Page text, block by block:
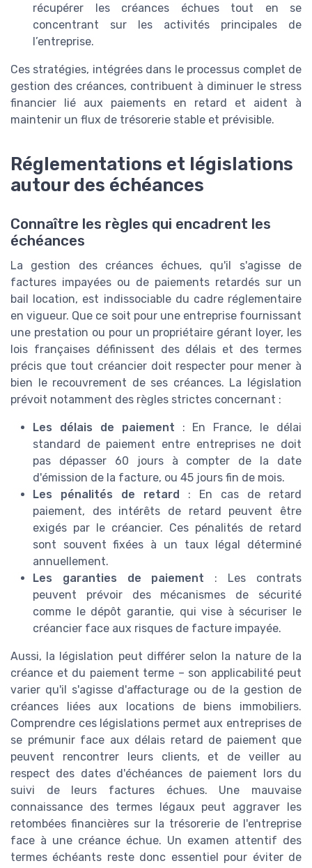
récupérer les créances échues tout en se
concentrant sur les activités principales de
l’entreprise.
Ces stratégies, intégrées dans le processus complet de
gestion des créances, contribuent à diminuer le stress
financier lié aux paiements en retard et aident à
maintenir un flux de trésorerie stable et prévisible.
Réglementations et législations
autour des échéances
Connaître les règles qui encadrent les
échéances
La gestion des créances échues, qu'il s'agisse de
factures impayées ou de paiements retardés sur un
bail location, est indissociable du cadre réglementaire
en vigueur. Que ce soit pour une entreprise fournissant
une prestation ou pour un propriétaire gérant loyer, les
lois françaises définissent des délais et des termes
précis que tout créancier doit respecter pour mener à
bien le recouvrement de ses créances. La législation
prévoit notamment des règles strictes concernant :
Les délais de paiement : En France, le délai
standard de paiement entre entreprises ne doit
pas dépasser 60 jours à compter de la date
d'émission de la facture, ou 45 jours fin de mois.
Les pénalités de retard : En cas de retard
paiement, des intérêts de retard peuvent être
exigés par le créancier. Ces pénalités de retard
sont souvent fixées à un taux légal déterminé
annuellement.
Les garanties de paiement : Les contrats
peuvent prévoir des mécanismes de sécurité
comme le dépôt garantie, qui vise à sécuriser le
créancier face aux risques de facture impayée.
Aussi, la législation peut différer selon la nature de la
créance et du paiement terme – son applicabilité peut
varier qu'il s'agisse d'affacturage ou de la gestion de
créances liées aux locations de biens immobiliers.
Comprendre ces législations permet aux entreprises de
se prémunir face aux délais retard de paiement que
peuvent rencontrer leurs clients, et de veiller au
respect des dates d'échéances de paiement lors du
suivi de leurs factures échues. Une mauvaise
connaissance des termes légaux peut aggraver les
retombées financières sur la trésorerie de l'entreprise
face à une créance échue. Un examen attentif des
termes échéants reste donc essentiel pour éviter de